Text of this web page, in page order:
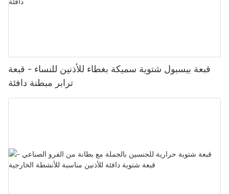
قبعة بيسبول شتوية سميكة بغطاء للأذنين للنساء - قبعة
ترابر مبطنة دافئة